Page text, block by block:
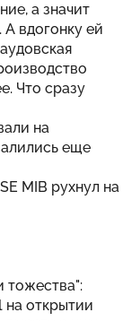
а значит
А вдогонку ей
Что сразу
на
еще
MIB рухнул на
тожества":
на открытии